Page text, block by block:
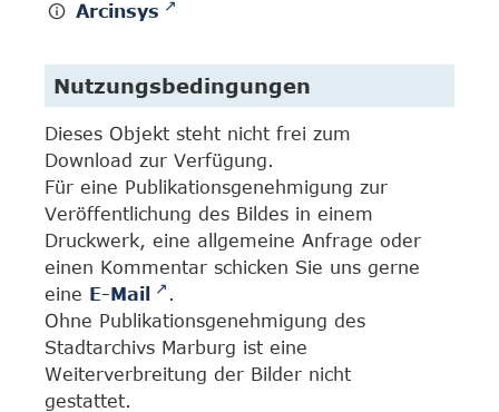
Arcinsys
Nutzungsbedingungen
Dieses Objekt steht nicht frei zum
Download zur Verfügung.
Für eine Publikationsgenehmigung zur
Veröffentlichung des Bildes in einem
Druckwerk, eine allgemeine Anfrage oder
einen Kommentar schicken Sie uns gerne
eine E-Mail
.
Ohne Publikationsgenehmigung des
Stadtarchivs Marburg ist eine
Weiterverbreitung der Bilder nicht
gestattet.